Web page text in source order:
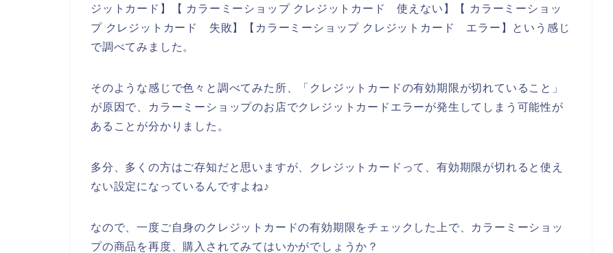
ジットカード】【 カラーミーショップ クレジットカード 使えない】【 カラーミーショッ
プ クレジットカード 失敗】【カラーミーショップ クレジットカード エラー】という感じ
で調べてみました。
そのような感じで色々と調べてみた所、「クレジットカードの有効期限が切れていること」
が原因で、カラーミーショップのお店でクレジットカードエラーが発生してしまう可能性が
あることが分かりました。
多分、多くの方はご存知だと思いますが、クレジットカードって、有効期限が切れると使え
ない設定になっているんですよね♪
なので、一度ご自身のクレジットカードの有効期限をチェックした上で、カラーミーショッ
プの商品を再度、購入されてみてはいかがでしょうか？